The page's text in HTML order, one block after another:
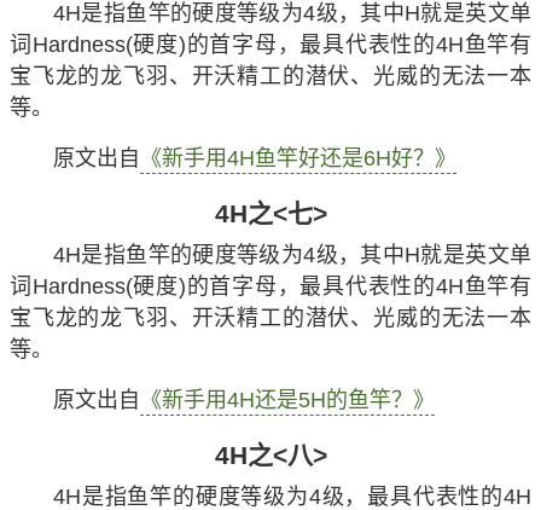
4H是指鱼竿的硬度等级为4级，其中H就是英文单
词Hardness(硬度)的首字母，最具代表性的4H鱼竿有
宝飞龙的龙飞羽、开沃精工的潜伏、光威的无法一本
等。
原文出自 《新手用4H鱼竿好还是6H好？》
4H之<七>
4H是指鱼竿的硬度等级为4级，其中H就是英文单
词Hardness(硬度)的首字母，最具代表性的4H鱼竿有
宝飞龙的龙飞羽、开沃精工的潜伏、光威的无法一本
等。
原文出自 《新手用4H还是5H的鱼竿？》
4H之<八>
4H是指鱼竿的硬度等级为4级，最具代表性的4H